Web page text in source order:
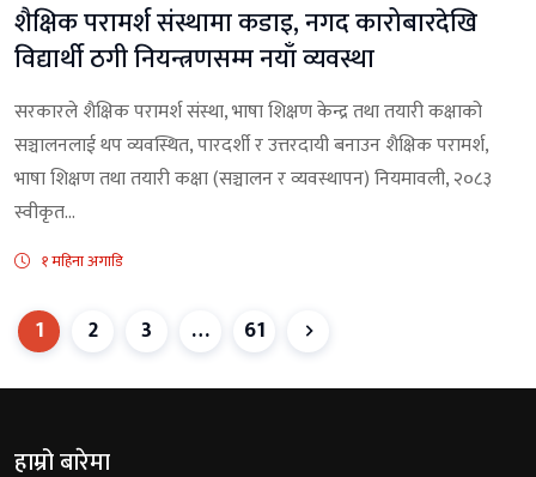
शैक्षिक परामर्श संस्थामा कडाइ, नगद कारोबारदेखि
विद्यार्थी ठगी नियन्त्रणसम्म नयाँ व्यवस्था
सरकारले शैक्षिक परामर्श संस्था, भाषा शिक्षण केन्द्र तथा तयारी कक्षाको
सञ्चालनलाई थप व्यवस्थित, पारदर्शी र उत्तरदायी बनाउन शैक्षिक परामर्श,
भाषा शिक्षण तथा तयारी कक्षा (सञ्चालन र व्यवस्थापन) नियमावली, २०८३
स्वीकृत...
१ महिना अगाडि
1 2 3 … 61
हाम्रो बारेमा